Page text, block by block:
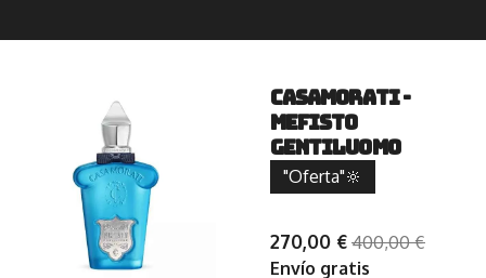
Casamorati -
Mefisto
Gentiluomo
"Oferta"🔆
270,00 €400,00 €
Envío gratis